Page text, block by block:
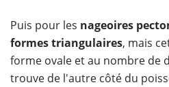
Puis pour les nageoires
formes triangulaires, mais
forme ovale et au nombre de
trouve de l'autre côté du